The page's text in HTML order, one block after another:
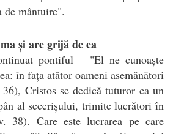
de mântuire".
și are grijă de ea
pontiful – "El ne cunoaște
în fața atâtor oameni asemănători
Cristos se dedică tuturor ca un
al secerișului, trimite lucrători în
38). Care este lucrarea pe care